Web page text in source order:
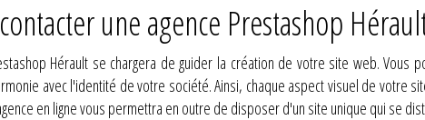
une agence Prestashop
Hérault se chargera de guider la création de votre site web.
avec l'identité de votre société. Ainsi, chaque aspect visuel de
en ligne vous permettra en outre de disposer d'un site unique qui se